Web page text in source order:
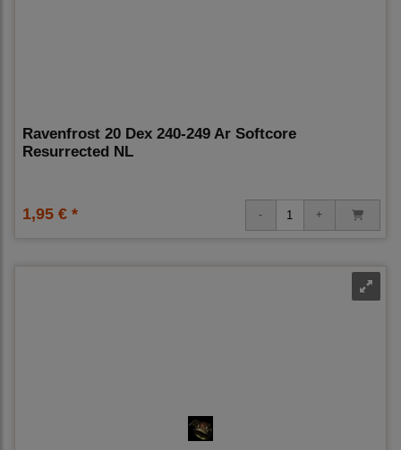
Ravenfrost 20 Dex 240-249 Ar Softcore
Resurrected NL
1,95 € *